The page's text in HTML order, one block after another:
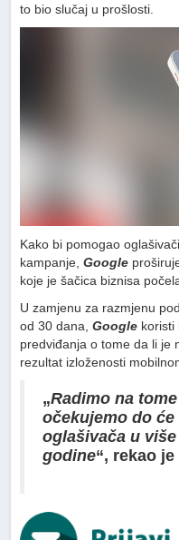
to bio slučaj u prošlosti.
Kako bi pomogao
kampanje,Google
koje je šačica biznisa
U zamjenu za razmjenu
od 30 dana,Google koristi
predviđanja o tome da li je
rezultat izloženosti
„Radimo na
očekujemo do
oglašivača u
godine“, rekao